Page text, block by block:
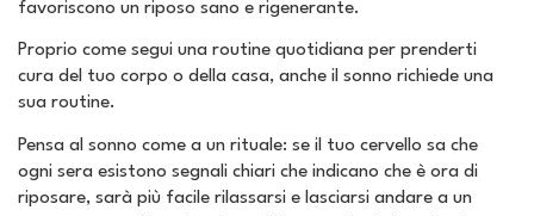
favoriscono un riposo sano e rigenerante.
Proprio come segui una routine quotidiana per prenderti
cura del tuo corpo o della casa, anche il sonno richiede una
sua routine.
Pensa al sonno come a un rituale: se il tuo cervello sa che
ogni sera esistono segnali chiari che indicano che è ora di
riposare, sarà più facile rilassarsi e lasciarsi andare a un